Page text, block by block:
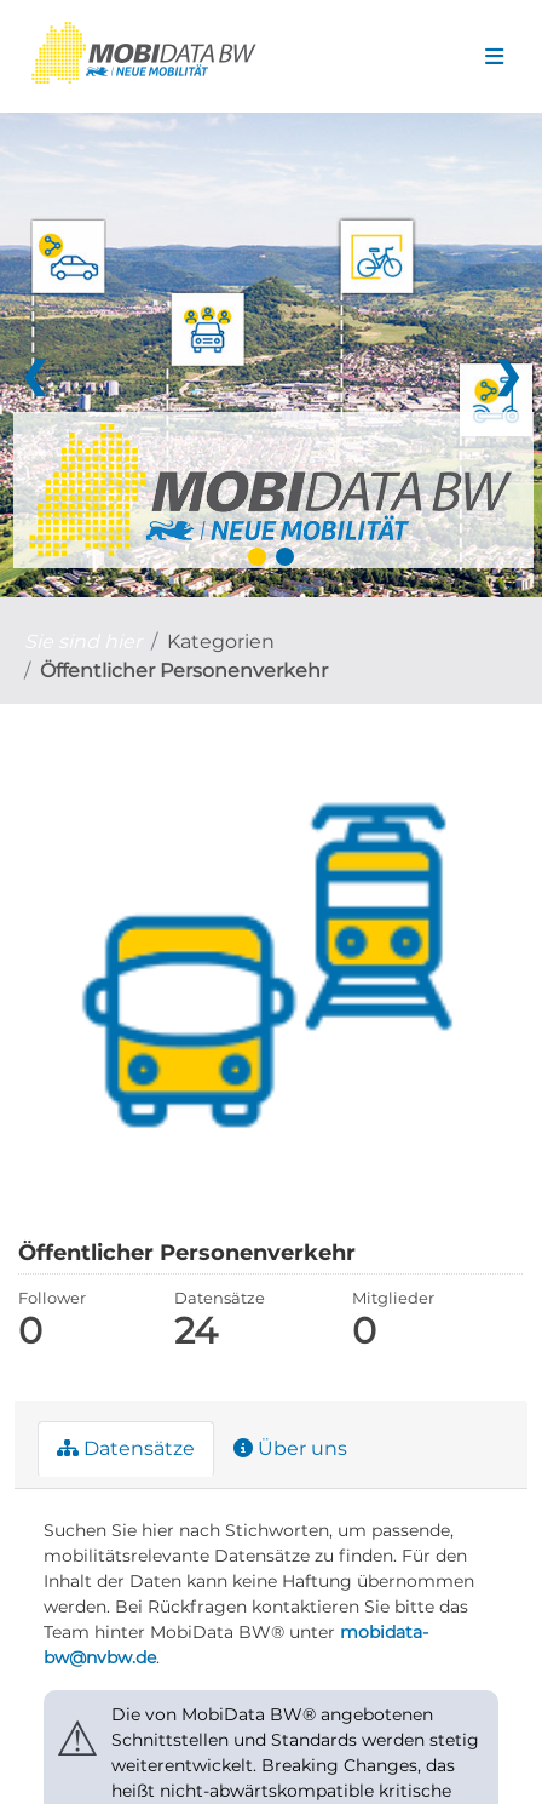
❮ ❯
Kategorien
Öffentlicher Personenverkehr
Öffentlicher Personenverkehr
Follower
0
Datensätze
24
Mitglieder
0
Datensätze Über uns
Suchen Sie hier nach Stichworten, um passende,
mobilitätsrelevante Datensätze zu finden. Für den
Inhalt der Daten kann keine Haftung übernommen
werden. Bei Rückfragen kontaktieren Sie bitte das
Team hinter MobiData BW® unter mobidata-
bw@nvbw.de.
⚠
Die von MobiData BW® angebotenen
Schnittstellen und Standards werden stetig
weiterentwickelt. Breaking Changes, das
heißt nicht-abwärtskompatible kritische